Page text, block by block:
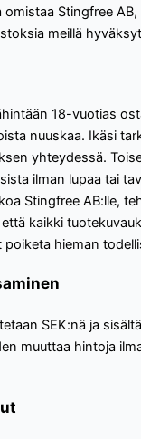
omistaa Stingfree
meillä
18-vuotias
nuuskaa. Ikäsi
yhteydessä.
ilman lupaa tai
Stingfree AB:lle,
kaikki
poiketa hieman
SEK:nä ja
muuttaa hintoja